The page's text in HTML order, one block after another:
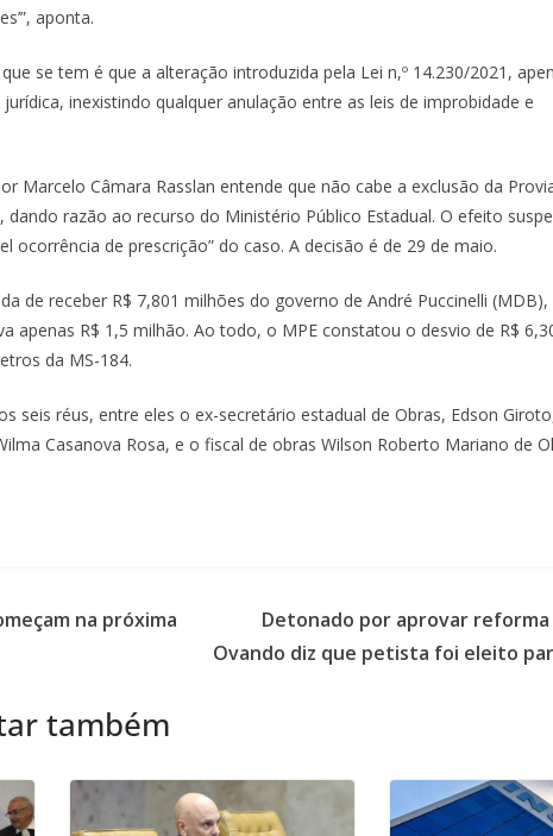
aponta.
se tem é que a alteração introduzida pela Lei n,º 14.230/2021,
inexistindo qualquer anulação entre as leis de improbidade e
Marcelo Câmara Rasslan entende que não cabe a exclusão da
dando razão ao recurso do Ministério Público Estadual. O efeito
ocorrência de prescrição” do caso. A decisão é de 29 de maio.
de receber R$ 7,801 milhões do governo de André Puccinelli
apenas R$ 1,5 milhão. Ao todo, o MPE constatou o desvio de R$
da MS-184.
seis réus, entre eles o ex-secretário estadual de Obras, Edson
Casanova Rosa, e o fiscal de obras Wilson Roberto Mariano de
na próxima
Detonado por aprovar reforma
Ovando diz que petista foi eleito
também